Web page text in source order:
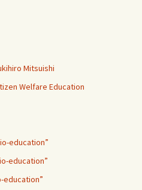
Mitsuishi
Welfare Education
education”
education”
education”